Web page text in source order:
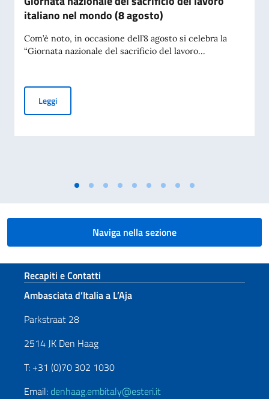
italiano nel mondo (8 agosto)
Com’è noto, in occasione dell’8 agosto si celebra la
“Giornata nazionale del sacrificio del lavoro...
LeggiGiornata nazionale del sacrificio del lavoro italiano nel
Naviga nella sezione
Sezione footer
Recapiti e Contatti
Ambasciata d’Italia a L’Aja
Parkstraat 28
2514 JK Den Haag
T: +31 (0)70 302 1030
Email: denhaag.embitaly@esteri.it